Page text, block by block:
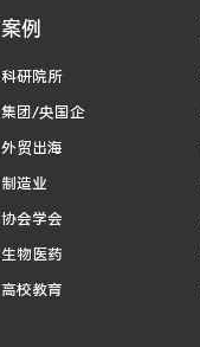
案例
科研院所
集团/央国企
外贸出海
制造业
协会学会
生物医药
高校教育